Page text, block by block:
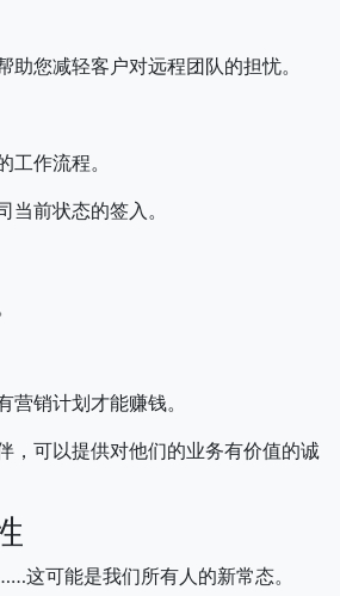
助您减轻客户对远程团队的担忧。
工作流程。
当前状态的签入。
营销计划才能赚钱。
，可以提供对他们的业务有价值的诚
这可能是我们所有人的新常态。